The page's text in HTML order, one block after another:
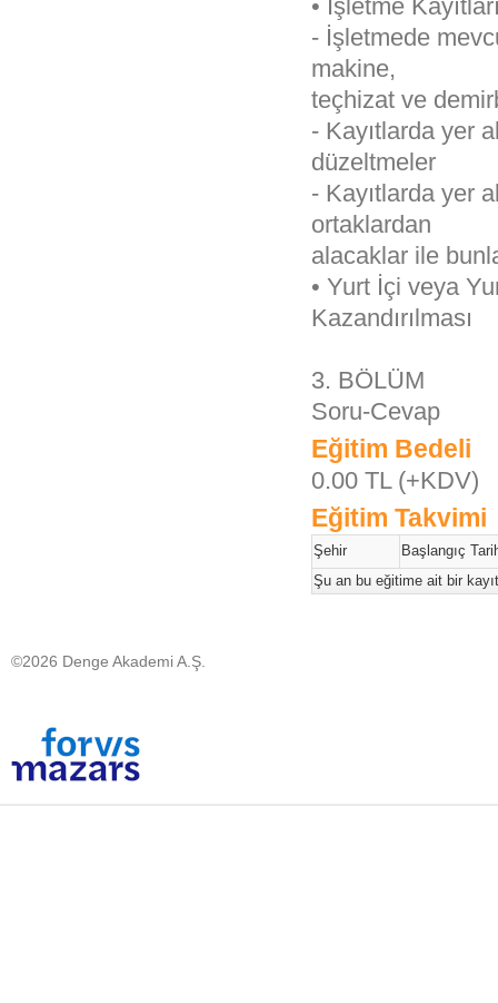
• İşletme
- İşletmede
makine,
teçhizat ve
- Kayıtlarda yer
düzeltmeler
- Kayıtlarda yer
ortaklardan
alacaklar ile
• Yurt İçi veya
Kazandırılması
3. BÖLÜM
Soru-Cevap
Eğitim Bedeli
0.00 TL (+KDV)
Eğitim Takvimi
Şehir
Başlangıç
Şu an bu eğitime ait bir
©2026 Denge Akademi A.Ş.